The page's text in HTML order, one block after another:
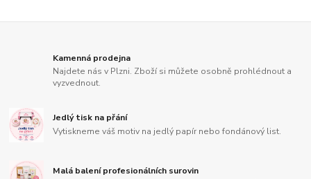
Kamenná prodejna
Najdete nás v Plzni. Zboží si můžete osobně prohlédnout a
vyzvednout.
Jedlý tisk na přání
Vytiskneme váš motiv na jedlý papír nebo fondánový list.
Malá balení profesionálních surovin